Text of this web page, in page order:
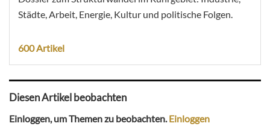
Städte, Arbeit, Energie, Kultur und politische Folgen.
600 Artikel
Diesen Artikel beobachten
Einloggen, um Themen zu beobachten.Einloggen